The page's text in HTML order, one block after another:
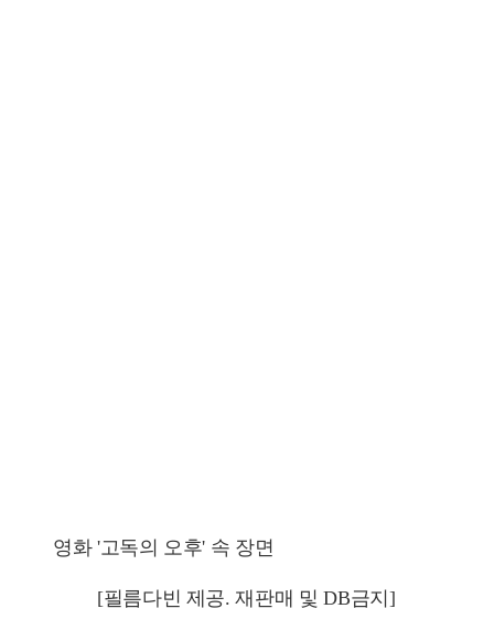
영화 '고독의 오후' 속 장면
[필름다빈 제공. 재판매 및 DB금지]